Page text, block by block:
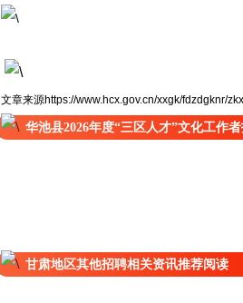
文章来源https://www.hcx.gov.cn/xxgk/fdzdgknr/
华池县2026年度“三区人才”文化工作
甘肃地区其他招聘相关资讯推荐阅读